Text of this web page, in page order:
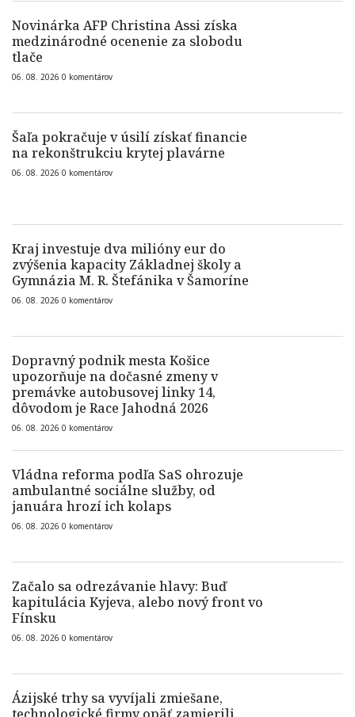
Novinárka AFP Christina Assi získa
medzinárodné ocenenie za slobodu
tlače
06. 08. 2026 0 komentárov
Šaľa pokračuje v úsilí získať financie
na rekonštrukciu krytej plavárne
06. 08. 2026 0 komentárov
Kraj investuje dva milióny eur do
zvýšenia kapacity Základnej školy a
Gymnázia M. R. Štefánika v Šamoríne
06. 08. 2026 0 komentárov
Dopravný podnik mesta Košice
upozorňuje na dočasné zmeny v
premávke autobusovej linky 14,
dôvodom je Race Jahodná 2026
06. 08. 2026 0 komentárov
Vládna reforma podľa SaS ohrozuje
ambulantné sociálne služby, od
januára hrozí ich kolaps
06. 08. 2026 0 komentárov
Začalo sa odrezávanie hlavy: Buď
kapitulácia Kyjeva, alebo nový front vo
Fínsku
06. 08. 2026 0 komentárov
Ázijské trhy sa vyvíjali zmiešane,